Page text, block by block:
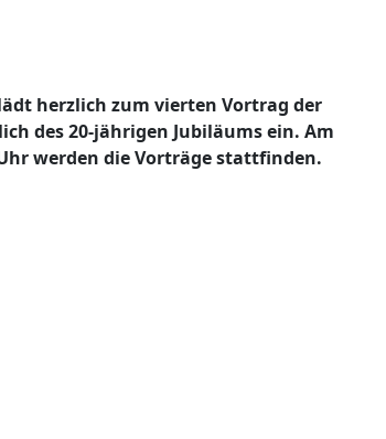
lädt herzlich zum vierten Vortrag der
des 20-jährigen Jubiläums ein. Am
werden die Vorträge stattfinden.